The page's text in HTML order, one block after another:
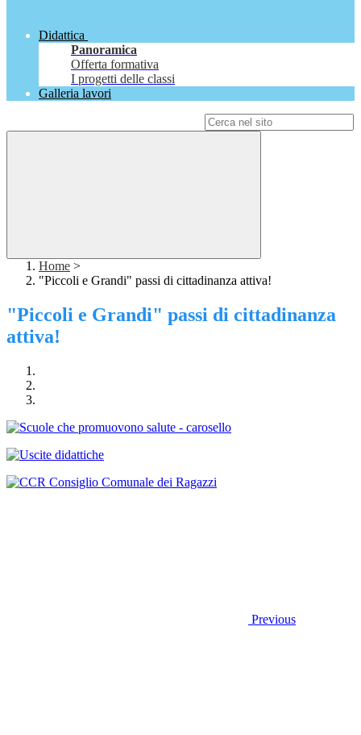
Didattica
Panoramica
Offerta formativa
I progetti delle classi
Galleria lavori
Home >
"Piccoli e Grandi" passi di cittadinanza attiva!
"Piccoli e Grandi" passi di cittadinanza
attiva!
Previous